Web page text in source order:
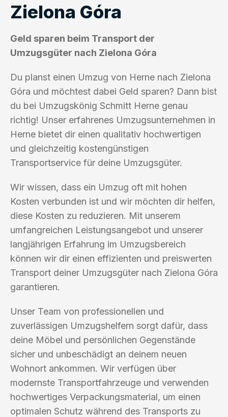
Zielona Góra
Geld sparen beim Transport der
Umzugsgüter nach Zielona Góra
Du planst einen Umzug von Herne nach Zielona
Góra und möchtest dabei Geld sparen? Dann bist
du bei Umzugskönig Schmitt Herne genau
richtig! Unser erfahrenes Umzugsunternehmen in
Herne bietet dir einen qualitativ hochwertigen
und gleichzeitig kostengünstigen
Transportservice für deine Umzugsgüter.
Wir wissen, dass ein Umzug oft mit hohen
Kosten verbunden ist und wir möchten dir helfen,
diese Kosten zu reduzieren. Mit unserem
umfangreichen Leistungsangebot und unserer
langjährigen Erfahrung im Umzugsbereich
können wir dir einen effizienten und preiswerten
Transport deiner Umzugsgüter nach Zielona Góra
garantieren.
Unser Team von professionellen und
zuverlässigen Umzugshelfern sorgt dafür, dass
deine Möbel und persönlichen Gegenstände
sicher und unbeschädigt an deinem neuen
Wohnort ankommen. Wir verfügen über
modernste Transportfahrzeuge und verwenden
hochwertiges Verpackungsmaterial, um einen
optimalen Schutz während des Transports zu